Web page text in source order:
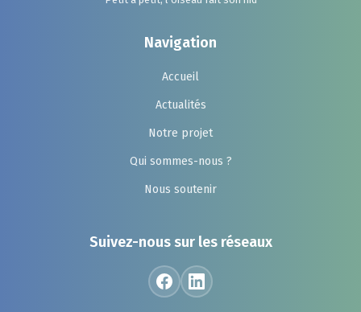
Navigation
Accueil
Actualités
Notre projet
Qui sommes-nous ?
Nous soutenir
Suivez-nous sur les réseaux